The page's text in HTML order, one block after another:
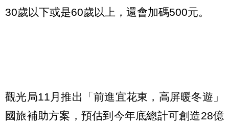
30歲以下或是60歲以上，還會加碼500元。
觀光局11月推出「前進宜花東，高屏暖冬遊」
國旅補助方案，預估到今年底總計可創造28億